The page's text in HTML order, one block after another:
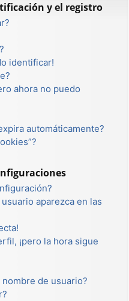
y el registro
identificar!
ahora no puedo
automáticamente?
aparezca en las
¡pero la hora sigue
de usuario?